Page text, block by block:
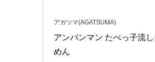
アガツマ(AGATSUMA)
アンパンマン たべっ子流し
めん